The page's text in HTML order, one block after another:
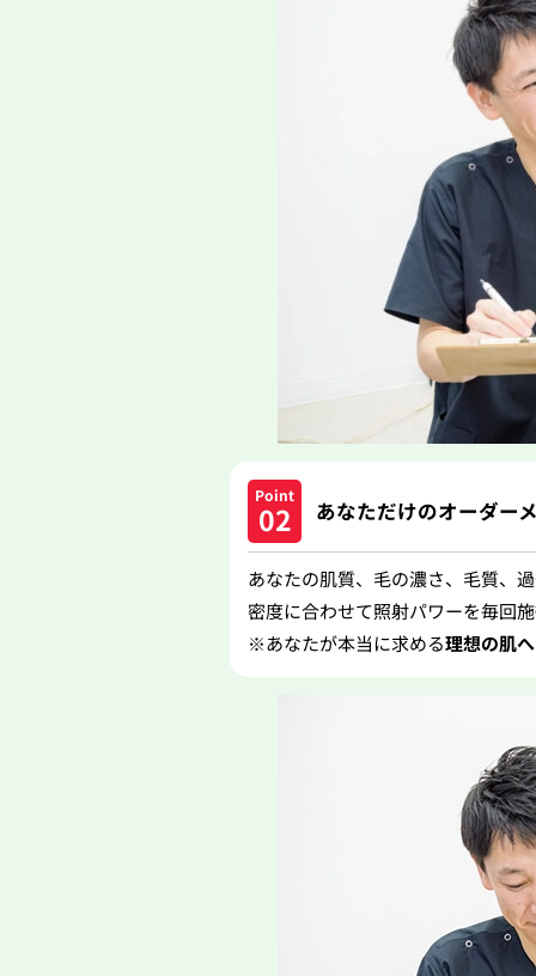
あなただけのオーダー
あなたの肌質、毛の濃さ、毛質、
密度に合わせて照射パワーを毎回
※あなたが本当に求める理想の肌へ